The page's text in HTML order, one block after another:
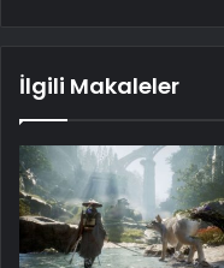
İlgili Makaleler